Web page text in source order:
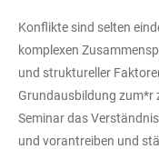
Konflikte sind selten
komplexen
und struktureller
Grundausbildung zum*r
Seminar das
und vorantreiben und